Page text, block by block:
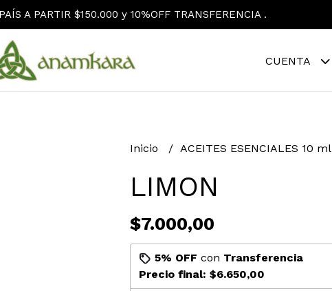
A PARTIR $150.000 y 10%OFF TRANSFERENCIA .
CUENTA
Inicio ACEITES ESENCIALES 10 ml
LIMON
$7.000,00
5% OFF con Transferencia
Precio final: $6.650,00